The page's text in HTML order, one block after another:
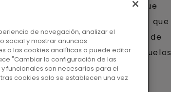
de los años, nuestro enfoque
de suelos, de tal manera que
y de parquet. Como marca de
las gamas más completas de suelos
en todo el mundo.
de navegación, analizar el
social y mostrar anuncios
o las cookies analíticas o puede editar
"Cambiar la configuración de las
funcionales son necesarias para el
cookies solo se establecen una vez